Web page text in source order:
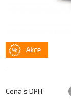
Cena s DPH